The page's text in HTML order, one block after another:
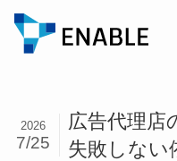
広告代理店
失敗しない
2026
7/25